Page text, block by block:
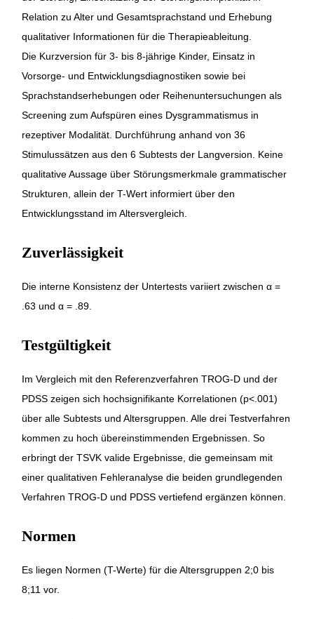
Relation zu Alter und Gesamtsprachstand und Erhebung
qualitativer Informationen für die Therapieableitung.
Die Kurzversion für 3- bis 8-jährige Kinder, Einsatz in
Vorsorge- und Entwicklungsdiagnostiken sowie bei
Sprachstandserhebungen oder Reihenuntersuchungen als
Screening zum Aufspüren eines Dysgrammatismus in
rezeptiver Modalität. Durchführung anhand von 36
Stimulussätzen aus den 6 Subtests der Langversion. Keine
qualitative Aussage über Störungsmerkmale grammatischer
Strukturen, allein der T-Wert informiert über den
Entwicklungsstand im Altersvergleich.
Zuverlässigkeit
Die interne Konsistenz der Untertests variiert zwischen α =
.63 und α = .89.
Testgültigkeit
Im Vergleich mit den Referenzverfahren TROG-D und der
PDSS zeigen sich hochsignifikante Korrelationen (p<.001)
über alle Subtests und Altersgruppen. Alle drei Testverfahren
kommen zu hoch übereinstimmenden Ergebnissen. So
erbringt der TSVK valide Ergebnisse, die gemeinsam mit
einer qualitativen Fehleranalyse die beiden grundlegenden
Verfahren TROG-D und PDSS vertiefend ergänzen können.
Normen
Es liegen Normen (T-Werte) für die Altersgruppen 2;0 bis
8;11 vor.